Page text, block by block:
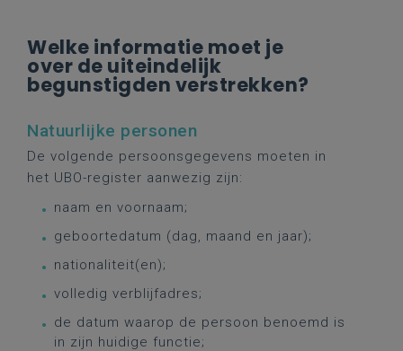
Welke informatie moet je
over de uiteindelijk
begunstigden verstrekken?
Natuurlijke personen
De volgende persoonsgegevens moeten in
het UBO-register aanwezig zijn:
naam en voornaam;
geboortedatum (dag, maand en jaar);
nationaliteit(en);
volledig verblijfadres;
de datum waarop de persoon benoemd is
in zijn huidige functie;